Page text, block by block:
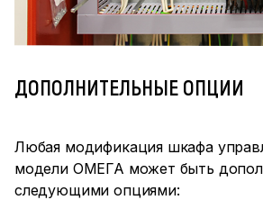
ДОПОЛНИТЕЛЬНЫЕ ОПЦИИ
Любая модификация шкафа
модели ОМЕГА может быть
следующими опциями: